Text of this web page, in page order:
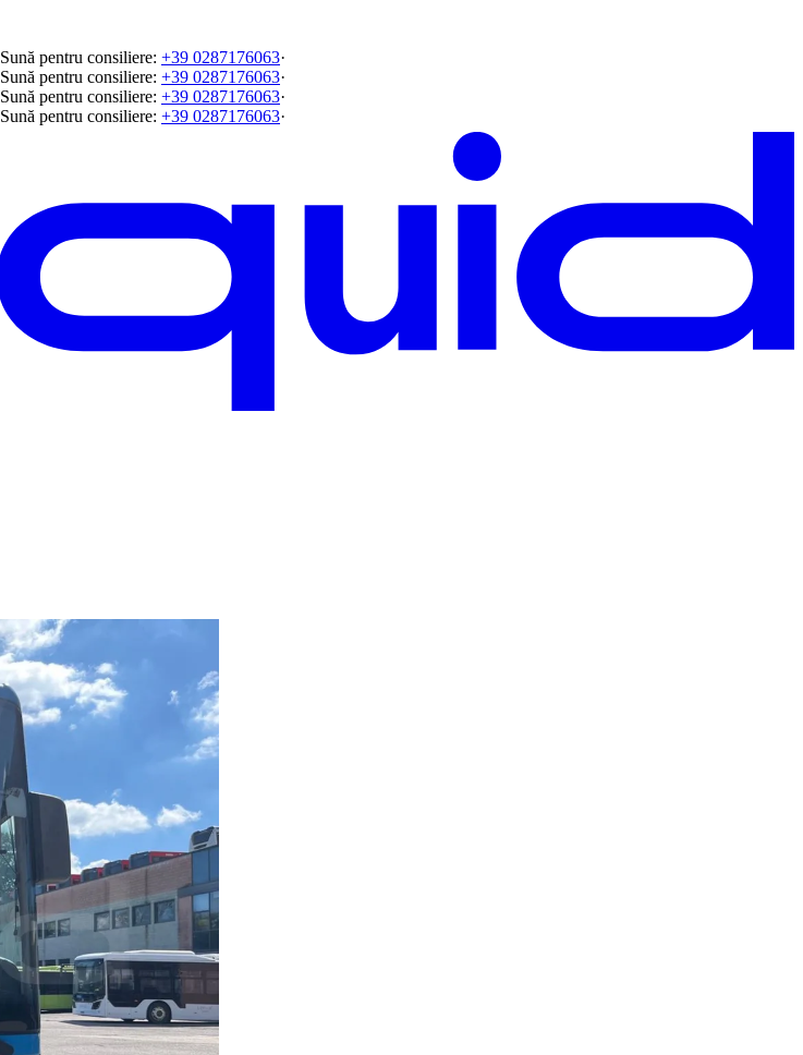
Sună pentru consiliere: +39 0287176063·
Sună pentru consiliere: +39 0287176063·
Sună pentru consiliere: +39 0287176063·
Sună pentru consiliere: +39 0287176063·